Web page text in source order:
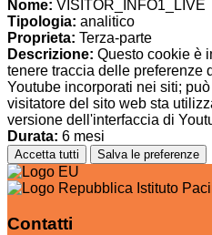
Nome: VISITOR_INFO1_LIVE
Tipologia: analitico
Proprieta: Terza-parte
Descrizione: Questo cookie è
tenere traccia delle preferenze
Youtube incorporati nei siti;
visitatore del sito web sta
versione dell'interfaccia di
Durata: 6 mesi
Accetta tutti Salva le preferenze
Istituto
Contatti